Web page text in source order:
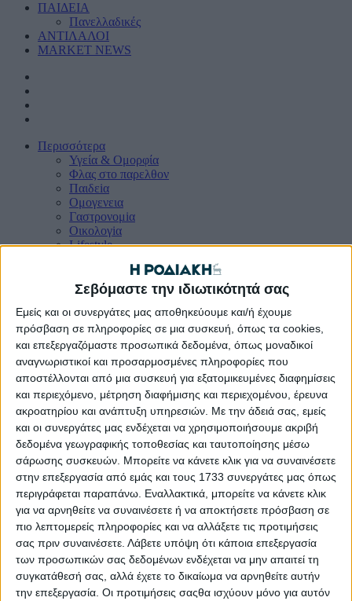
Σεβόμαστε την ιδιωτικότητά σας
Εμείς και οι συνεργάτες μας αποθηκεύουμε και/ή έχουμε
πρόσβαση σε πληροφορίες σε μια συσκευή, όπως τα cookies,
και επεξεργαζόμαστε προσωπικά δεδομένα, όπως μοναδικοί
αναγνωριστικοί και προσαρμοσμένες πληροφορίες που
αποστέλλονται από μια συσκευή για εξατομικευμένες διαφημίσεις
και περιεχόμενο, μέτρηση διαφήμισης και περιεχομένου, έρευνα
ακροατηρίου και ανάπτυξη υπηρεσιών. Με την άδειά σας, εμείς
και οι συνεργάτες μας ενδέχεται να χρησιμοποιήσουμε ακριβή
δεδομένα γεωγραφικής τοποθεσίας και ταυτοποίησης μέσω
σάρωσης συσκευών. Μπορείτε να κάνετε κλικ για να συναινέσετε
στην επεξεργασία από εμάς και τους 1733 συνεργάτες μας όπως
περιγράφεται παραπάνω. Εναλλακτικά, μπορείτε να κάνετε κλικ
για να αρνηθείτε να συναινέσετε ή να αποκτήσετε πρόσβαση σε
πιο λεπτομερείς πληροφορίες και να αλλάξετε τις προτιμήσεις
σας πριν συναινέσετε. Λάβετε υπόψη ότι κάποια επεξεργασία
των προσωπικών σας δεδομένων ενδέχεται να μην απαιτεί τη
συγκατάθεσή σας, αλλά έχετε το δικαίωμα να αρνηθείτε αυτήν
την επεξεργασία. Οι προτιμήσεις σαςθα ισχύουν μόνο για αυτόν
ΠΑΙΔΕΙΑ
Πανελλαδικές
ΑΝΤΙΛΑΛΟΙ
MARKET NEWS
Περισσότερα
Υγεία & Oμορφία
Φλας στο παρελθον
Παιδεiα
Ομογενεια
Γαστρονομiα
Οικολογiα
Lifestyle
Συμμετοχή του δήμου Χάλκης στο 1ο Εργαστήριο Living Lab του
έργου AQUAMAN στη Ρόδο